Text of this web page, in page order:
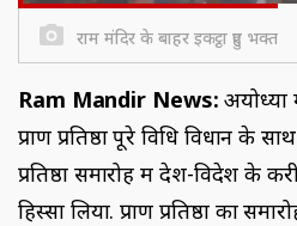
राम मंदिर के बाहर इकट्ठा हुए भक्त
Ram Mandir News: अयोध्या
प्राण प्रतिष्ठा पूरे विधि विधान के
प्रतिष्ठा समारोह में देश-विदेश के
हिस्सा लिया. प्राण प्रतिष्ठा का